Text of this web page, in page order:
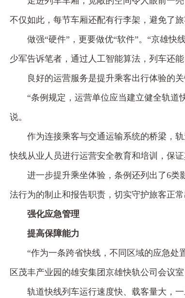
不仅如此，每节车厢还配有行李架，避免了旅
做强“硬件”，更要做优“软件”。“京雄
少军告诉笔者，通过人工智能算法，列车还
良好的运营服务是提升乘客出行体验的
“条例规定，运营单位应当建立健全轨
说。
作为连接乘客与交通运输系统的桥梁，
快线从业人员进行运营安全教育和培训，保
进一步提升乘坐体验，条例还列出了6
法行为的制止和报告职责，切实守护旅客正常
强化应急管理
提高保障能力
“作为一条跨省快线，不同区域的应急
区茂丰产业园的雄安集团京雄快轨公司会议
轨道快线列车运行速度快、载客量大，